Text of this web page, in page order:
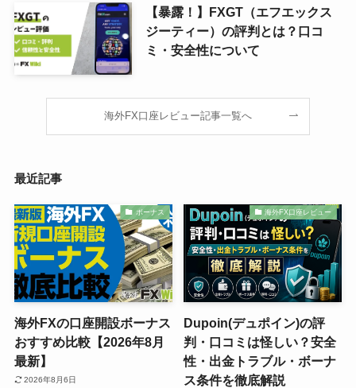
【暴露！】FXGT（エフエックス
ジーティー）の評判とは？口コ
ミ・安全性について
海外FX口座レビュー記事一覧へ
最近記事
ボーナス
海外FXの口座開設ボーナス
おすすめ比較【2026年8月
最新】
2026年8月6日
海外FX口座レビュー
Dupoin(デュポイン)の評
判・口コミは怪しい？安全
性・出金トラブル・ボーナ
ス条件を徹底解説